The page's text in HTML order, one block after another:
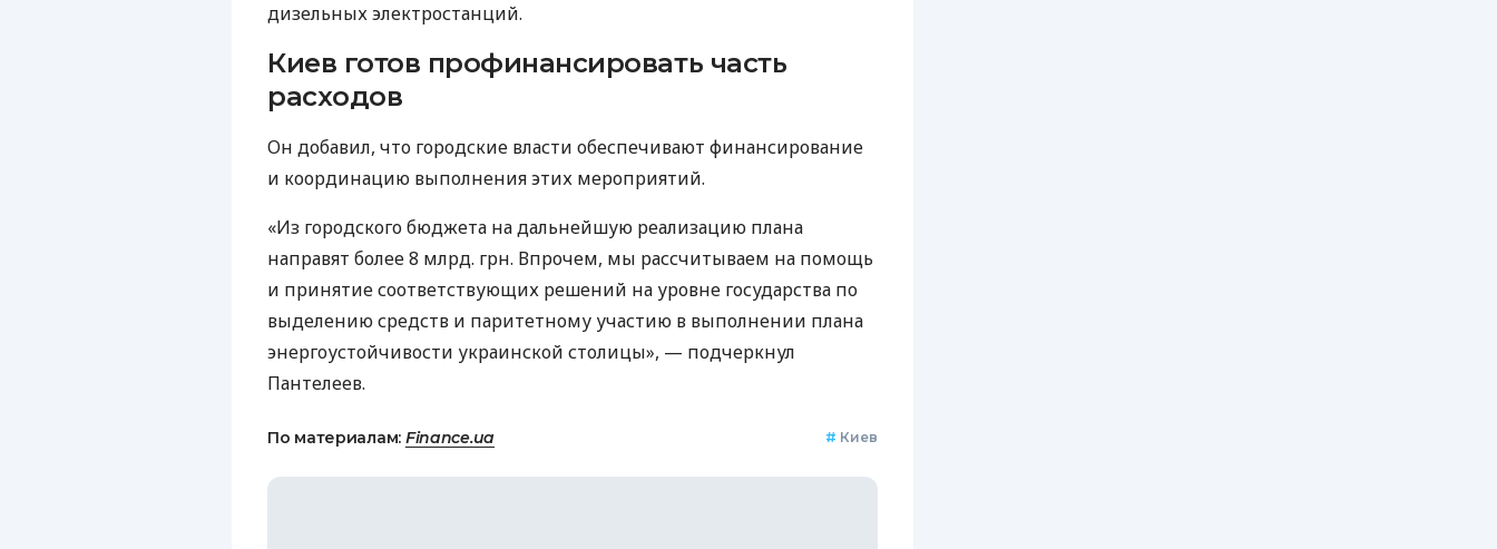
дизельных электростанций.
Киев готов профинансировать часть
расходов
Он добавил, что городские власти обеспечивают финансирование
и координацию выполнения этих мероприятий.
«Из городского бюджета на дальнейшую реализацию плана
направят более 8 млрд. грн. Впрочем, мы рассчитываем на помощь
и принятие соответствующих решений на уровне государства по
выделению средств и паритетному участию в выполнении плана
энергоустойчивости украинской столицы», — подчеркнул
Пантелеев.
По материалам: Finance.ua # Киев